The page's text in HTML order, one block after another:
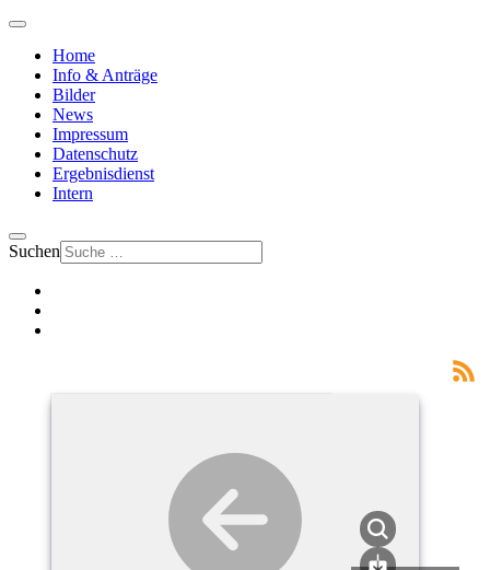
Home
Info & Anträge
Bilder
News
Impressum
Datenschutz
Ergebnisdienst
Intern
Suchen